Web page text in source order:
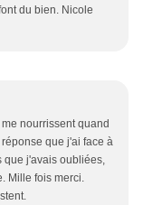
du bien. Nicole
nourrissent quand
que j'ai face à
que j'avais oubliées,
Mille fois merci.